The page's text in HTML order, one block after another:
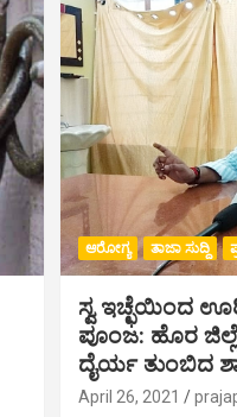
ಆರೋಗ್ಯ ತಾಜಾ ಸುದ್ದಿ
ಸ್ವ ಇಚ್ಛೆಯಿಂದ
ಪೂಂಜ: ಹೊರ
ದೈರ್ಯ ತುಂಬಿದ
April 26, 2021